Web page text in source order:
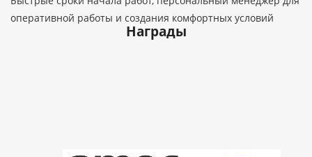
оперативной работы и создания комфортных условий
Награды